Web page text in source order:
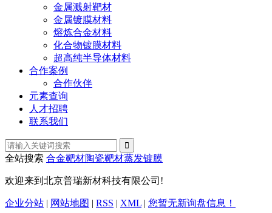
金属溅射靶材
金属镀膜材料
熔炼合金材料
化合物镀膜材料
超高纯半导体材料
合作案例
合作伙伴
元素查询
人才招聘
联系我们
全站搜索 合金靶材陶瓷靶材蒸发镀膜
欢迎来到北京普瑞新材科技有限公司!
企业分站 | 网站地图 | RSS | XML | 您暂无新询盘信息！